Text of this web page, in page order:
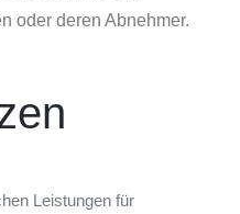
oder deren Abnehmer.
Leistungen für